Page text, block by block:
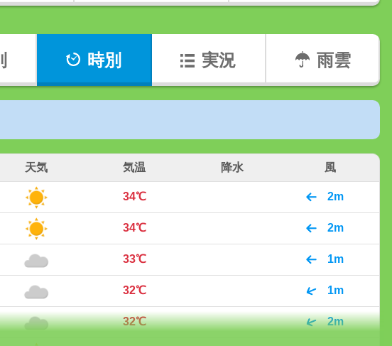
時別 実況 雨雲
天気 気温 降水 風
34℃ 2m
34℃ 2m
33℃ 1m
32℃ 1m
32℃ 2m